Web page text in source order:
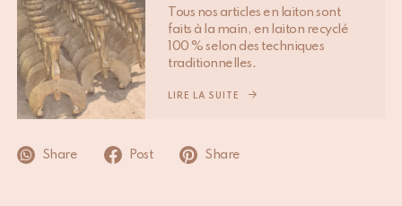
peuvent influencer les délais mentionnés ci-dessus.
Veuillez noter que les clients situés en dehors de l’UE sont
responsables des droits de douane, taxes locales et éventuels
frais supplémentaires.
Expédition & Livraison
Tous nos articles en laiton sont
faits à la main, en laiton recyclé
100 % selon des techniques
traditionnelles.
LIRE LA SUITE
Share Post Share